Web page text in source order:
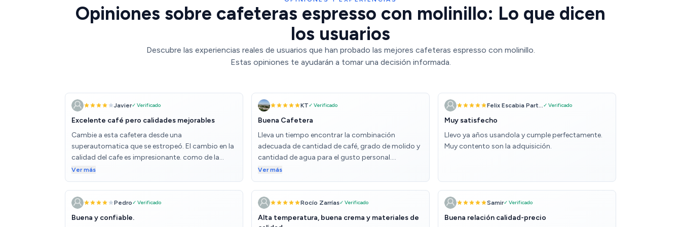
Opiniones sobre cafeteras espresso con molinillo: Lo que dicen
los usuarios
Descubre las experiencias reales de usuarios que han probado las mejores cafeteras espresso con molinillo.
Estas opiniones te ayudarán a tomar una decisión informada.
Javier✓ Verificado
Excelente café pero calidades mejorables
Cambie a esta cafetera desde una
superautomatica que se estropeó. El cambio en la
calidad del cafe es impresionante. como de la
noche al día, no volvería jamás para atrás. Me
alegro que se estropease la otra. No obstante, los
materiales y componentes dejan que desear para
una cafetera de más de 600€. Al cabo de un par
de meses se estropeó el sensor de grano, se
encendió y ya nunca se volvió a apagar. Que
Ver más
KT✓ Verificado
Buena Cafetera
Lleva un tiempo encontrar la combinación
adecuada de cantidad de café, grado de molido y
cantidad de agua para el gusto personal.
Precisamente por estas posibilidades compré la
máquina y, hasta ahora, estoy muy satisfecho con
ella.
Ver más
Felix Escabia Part...✓ Verificado
Muy satisfecho
Llevo ya años usandola y cumple perfectamente.
Muy contento son la adquisición.
Pedro✓ Verificado
Buena y confiable.
Rocío Zarrías✓ Verificado
Alta temperatura, buena crema y materiales de
Samir✓ Verificado
Buena relación calidad-precio